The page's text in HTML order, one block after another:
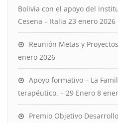
Bolivia con el apoyo del
Cesena – Italia 23 enero 2026
Reunión Metas y
enero 2026
Apoyo formativo – La
terapéutico. – 29 Enero 8
Premio Objetivo